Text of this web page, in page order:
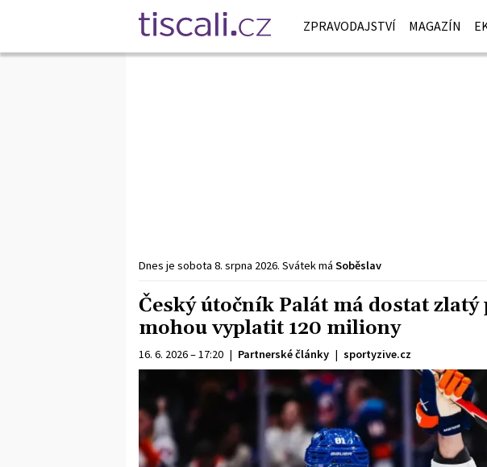
ZPRAVODAJSTVÍ MAGAZÍN
Dnes je sobota 8. srpna 2026. Svátek má Soběslav
Český útočník Palát má dostat
mohou vyplatit 120 miliony
16. 6. 2026 – 17:20 | Partnerské články | sportyzive.cz